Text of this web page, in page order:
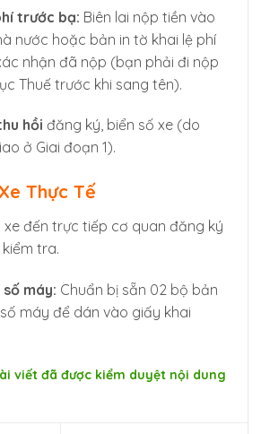
trước bạ: Biên lai nộp tiền vào
nước hoặc bản in tờ khai lệ phí
nhận đã nộp (bạn phải đi nộp
Thuế trước khi sang tên).
hồi đăng ký, biển số xe (do
ở Giai đoạn 1).
Thực Tế
xe đến trực tiếp cơ quan đăng ký
tra.
số máy: Chuẩn bị sẵn 02 bộ bản
máy để dán vào giấy khai
viết đã được kiểm duyệt nội dung